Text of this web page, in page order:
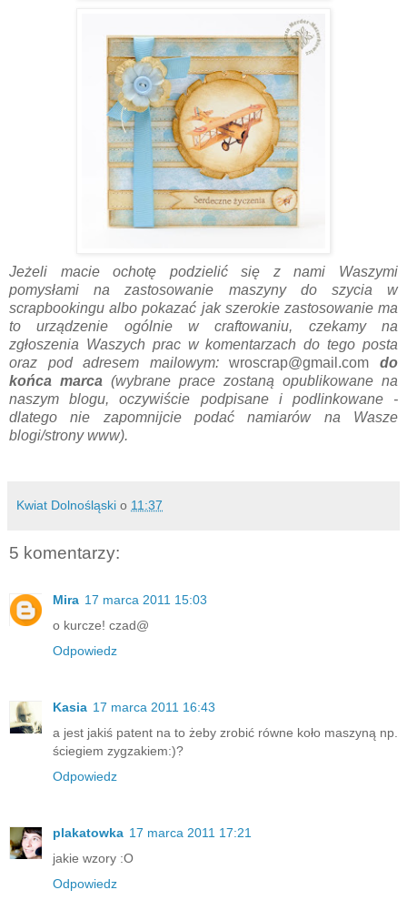
Jeżeli macie ochotę podzielić się z nami Waszymi
pomysłami na zastosowanie maszyny do szycia w
scrapbookingu albo pokazać jak szerokie zastosowanie ma
to urządzenie ogólnie w craftowaniu, czekamy na
zgłoszenia Waszych prac w komentarzach do tego posta
oraz pod adresem mailowym:wroscrap@gmail.com
do
końca marca (wybrane prace zostaną opublikowane na
naszym blogu, oczywiście podpisane i podlinkowane -
dlatego nie zapomnijcie podać namiarów na Wasze
blogi/strony www).
Kwiat Dolnośląski o 11:37
5 komentarzy:
Mira 17 marca 2011 15:03
o kurcze! czad@
Odpowiedz
Kasia 17 marca 2011 16:43
a jest jakiś patent na to żeby zrobić równe koło maszyną np.
ściegiem zygzakiem:)?
Odpowiedz
plakatowka 17 marca 2011 17:21
jakie wzory :O
Odpowiedz